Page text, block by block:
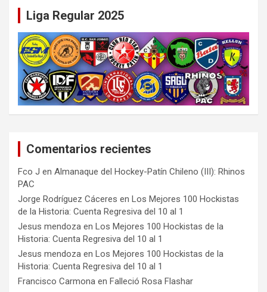
Liga Regular 2025
Comentarios recientes
Fco J en Almanaque del Hockey-Patín Chileno (III): Rhinos
PAC
Jorge Rodríguez Cáceres en Los Mejores 100 Hockistas
de la Historia: Cuenta Regresiva del 10 al 1
Jesus mendoza en Los Mejores 100 Hockistas de la
Historia: Cuenta Regresiva del 10 al 1
Jesus mendoza en Los Mejores 100 Hockistas de la
Historia: Cuenta Regresiva del 10 al 1
Francisco Carmona en Falleció Rosa Flashar